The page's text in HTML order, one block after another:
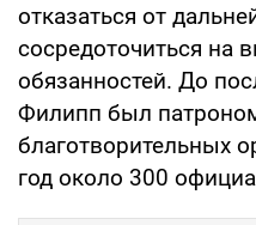
отказаться от
сосредоточиться на
обязанностей. До
Филипп был
благотворительных
год около 300